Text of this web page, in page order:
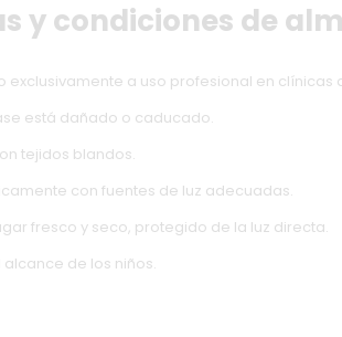
y condiciones de
exclusivamente a uso profesional en clínicas
está dañado o caducado.
tejidos blandos.
con fuentes de luz adecuadas.
fresco y seco, protegido de la luz directa.
de los niños.